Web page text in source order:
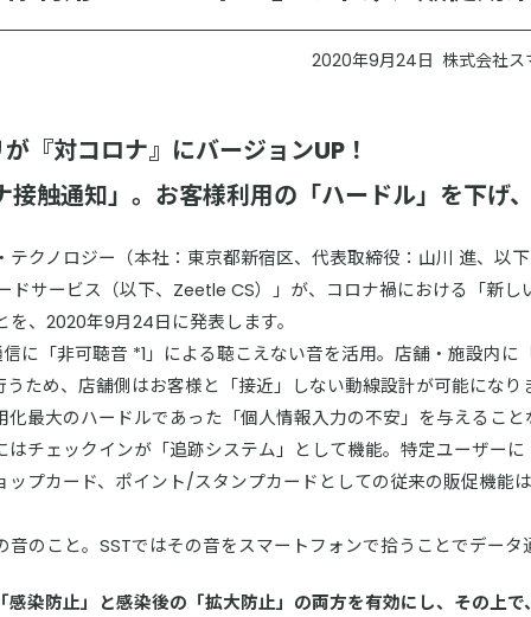
2020年9月24日 株式会社ス
『対コロナ』にバージョンUP！
触通知」。お客様利用の「ハードル」を下げ
クノロジー（本社：東京都新宿区、代表取締役：山川 進、以
サービス（以下、Zeetle CS）」が、コロナ禍における「新し
、2020年9月24日に発表します。
に「非可聴音 *1」による聴こえない音を活用。店舗・施設内に
ため、店舗側はお客様と「接近」しない動線設計が可能にな
最大のハードルであった「個人情報入力の不安」を与えるこ
チェックインが「追跡システム」として機能。特定ユーザー
プカード、ポイント/スタンプカードとしての従来の販促機能
のこと。SSTではその音をスマートフォンで拾うことでデー
染防止」と感染後の「拡大防止」の両方を有効にし、その上